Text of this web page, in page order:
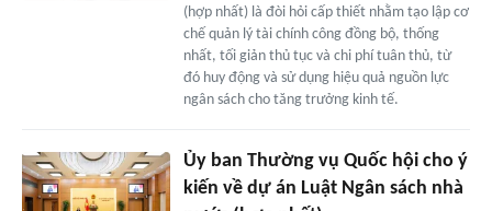
(hợp nhất) là đòi hỏi cấp thiết nhằm tạo lập cơ
chế quản lý tài chính công đồng bộ, thống
nhất, tối giản thủ tục và chi phí tuân thủ, từ
đó huy động và sử dụng hiệu quả nguồn lực
ngân sách cho tăng trưởng kinh tế.
Ủy ban Thường vụ Quốc hội cho ý
kiến về dự án Luật Ngân sách nhà